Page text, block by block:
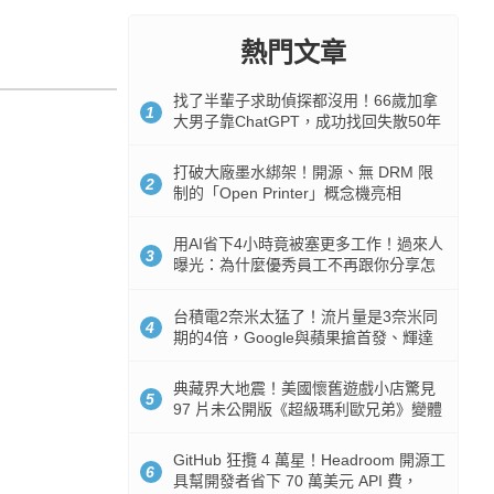
熱門文章
1
找了半輩子求助偵探都沒用！66歲加拿
大男子靠ChatGPT，成功找回失散50年
2
打破大廠墨水綁架！開源、無 DRM 限
制的「Open Printer」概念機亮相
3
用AI省下4小時竟被塞更多工作！過來人
曝光：為什麼優秀員工不再跟你分享怎
4
台積電2奈米太猛了！流片量是3奈米同
期的4倍，Google與蘋果搶首發、輝達
5
典藏界大地震！美國懷舊遊戲小店驚見
97 片未公開版《超級瑪利歐兄弟》變體
6
GitHub 狂攬 4 萬星！Headroom 開源工
具幫開發者省下 70 萬美元 API 費，